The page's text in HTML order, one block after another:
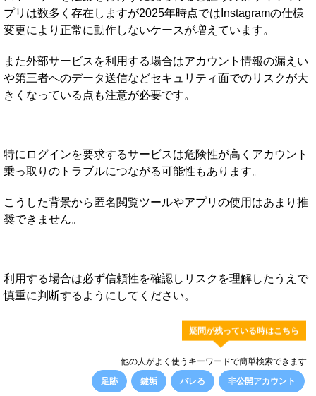
プリは数多く存在しますが2025年時点ではInstagramの仕様
変更により正常に動作しないケースが増えています。
また外部サービスを利用する場合はアカウント情報の漏えい
や第三者へのデータ送信などセキュリティ面でのリスクが大
きくなっている点も注意が必要です。
特にログインを要求するサービスは危険性が高くアカウント
乗っ取りのトラブルにつながる可能性もあります。
こうした背景から匿名閲覧ツールやアプリの使用はあまり推
奨できません。
利用する場合は必ず信頼性を確認しリスクを理解したうえで
慎重に判断するようにしてください。
疑問が残っている時はこちら
他の人がよく使うキーワードで簡単検索できます
足跡
鍵垢 バレる 非公開アカウント